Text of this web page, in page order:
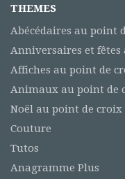
THEMES
Abécédaires au point
Anniversaires et
Affiches au point de
Animaux au point de
Noël au point de croix
Couture
Tutos
Anagramme Plus